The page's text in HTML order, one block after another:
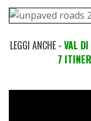
LEGGI ANCHE - VAL
7